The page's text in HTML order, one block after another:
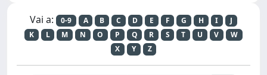
Vai a: 0-9 A B C D E F G H I
J
K
L M N O P Q R S T U V
W
X
Y Z